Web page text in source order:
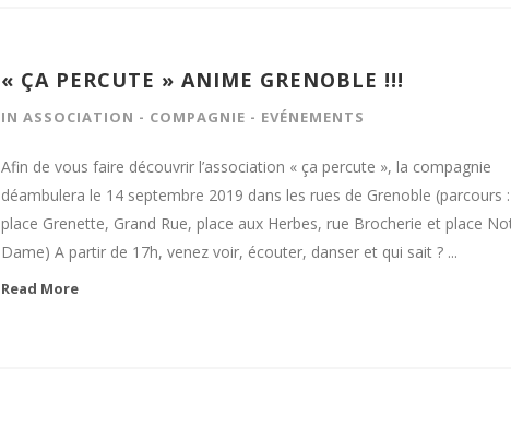
« ÇA PERCUTE » ANIME GRENOBLE !!!
IN ASSOCIATION - COMPAGNIE - EVÉNEMENTS
Afin de vous faire découvrir l’association « ça percute », la compagnie
déambulera le 14 septembre 2019 dans les rues de Grenoble (parcours :
place Grenette, Grand Rue, place aux Herbes, rue Brocherie et place
Dame) A partir de 17h, venez voir, écouter, danser et qui sait ? ...
Read More